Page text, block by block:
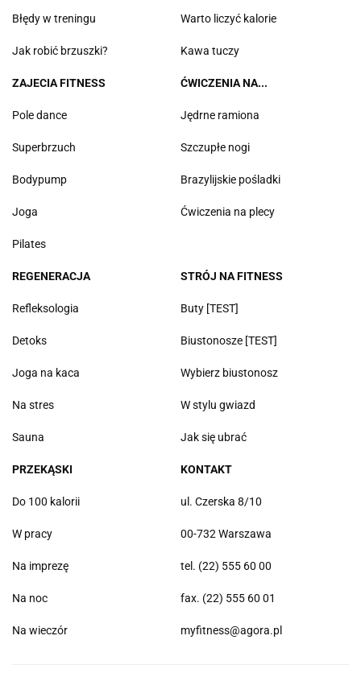
Błędy w treningu
Jak robić brzuszki?
Warto liczyć kalorie
Kawa tuczy
ZAJECIA FITNESS
Pole dance
Superbrzuch
Bodypump
Joga
Pilates
ĆWICZENIA NA...
Jędrne ramiona
Szczupłe nogi
Brazylijskie pośladki
Ćwiczenia na plecy
REGENERACJA
Refleksologia
Detoks
Joga na kaca
Na stres
Sauna
STRÓJ NA FITNESS
Buty [TEST]
Biustonosze [TEST]
Wybierz biustonosz
W stylu gwiazd
Jak się ubrać
PRZEKĄSKI
Do 100 kalorii
W pracy
Na imprezę
Na noc
Na wieczór
KONTAKT
ul. Czerska 8/10
00-732 Warszawa
tel. (22) 555 60 00
fax. (22) 555 60 01
myfitness@agora.pl